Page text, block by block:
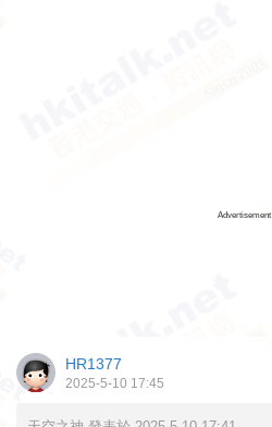
Advertisement
HR1377
2025-5-10 17:45